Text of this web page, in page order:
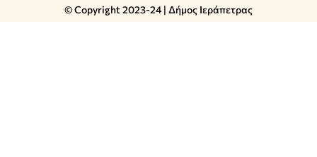
© Copyright 2023-24 | Δήμος Ιεράπετρας